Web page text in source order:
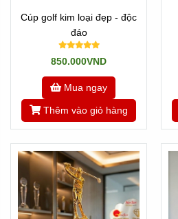
Cúp golf kim loại đẹp - độc
đáo
850.000VND
Mua ngay
Thêm vào giỏ hàng